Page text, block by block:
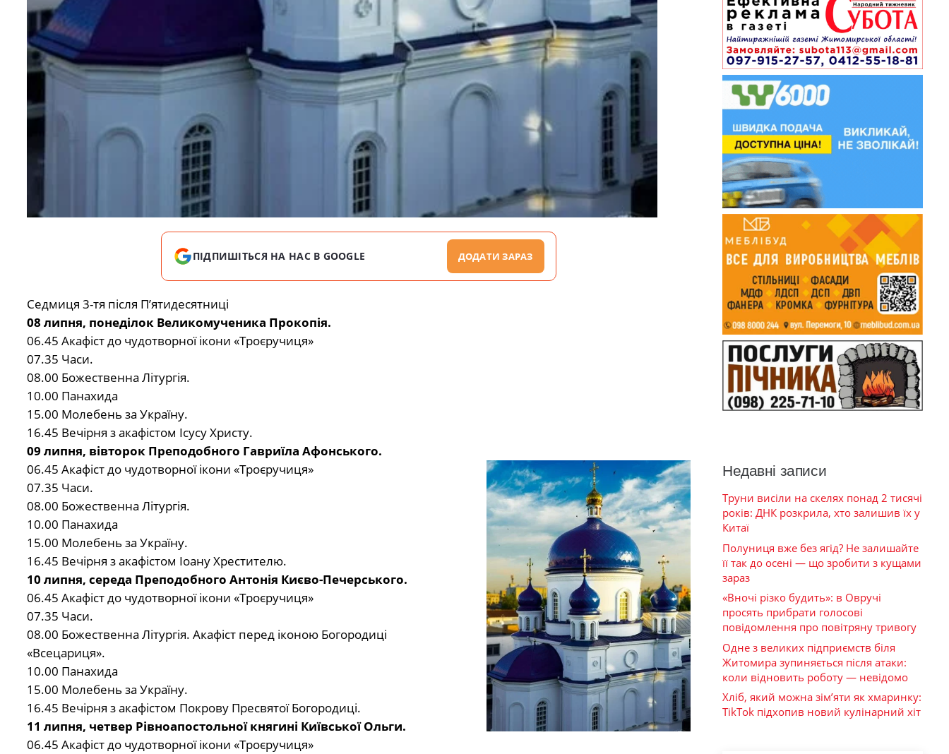
ПІДПИШІТЬСЯ НА НАС В GOOGLE ДОДАТИ ЗАРАЗ
Седмиця 3-тя після П’ятидесятниці
08 липня, понеділок Великомученика Прокопія.
06.45 Акафіст до чудотворної ікони «Троєручиця»
07.35 Часи.
08.00 Божественна Літургія.
10.00 Панахида
15.00 Молебень за Україну.
16.45 Вечірня з акафістом Ісусу Христу.
09 липня, вівторок Преподобного Гавриїла Афонського.
06.45 Акафіст до чудотворної ікони «Троєручиця»
07.35 Часи.
08.00 Божественна Літургія.
10.00 Панахида
15.00 Молебень за Україну.
16.45 Вечірня з акафістом Іоану Хрестителю.
10 липня, середа Преподобного Антонія Києво-Печерського.
06.45 Акафіст до чудотворної ікони «Троєручиця»
07.35 Часи.
08.00 Божественна Літургія. Акафіст перед іконою Богородиці
«Всецариця».
10.00 Панахида
15.00 Молебень за Україну.
16.45 Вечірня з акафістом Покрову Пресвятої Богородиці.
11 липня, четвер Рівноапостольної княгині Київської Ольги.
06.45 Акафіст до чудотворної ікони «Троєручиця»
Недавні записи
Труни висіли на скелях понад 2 тисячі
років: ДНК розкрила, хто залишив їх у
Китаї
Полуниця вже без ягід? Не залишайте
її так до осені — що зробити з кущами
зараз
«Вночі різко будить»: в Овручі
просять прибрати голосові
повідомлення про повітряну тривогу
Одне з великих підприємств біля
Житомира зупиняється після атаки:
коли відновить роботу — невідомо
Хліб, який можна зім’яти як хмаринку:
TikTok підхопив новий кулінарний хіт